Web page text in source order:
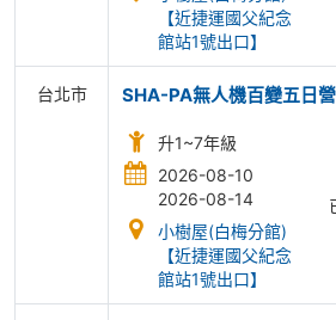
【近捷運國父紀念
館站1號出口】
台北市 SHA-PA無人機百變五日營
升1~7年級
2026-08-10
2026-08-14
小樹屋(白梅分館)
【近捷運國父紀念
館站1號出口】